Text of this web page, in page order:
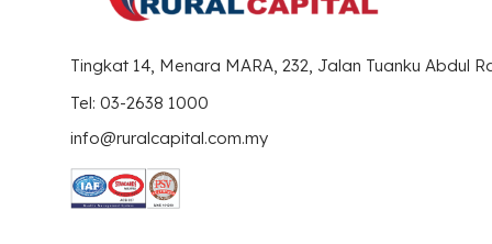
Tingkat 14, Menara MARA, 232, Jalan Tuanku Abdul
Tel: 03-2638 1000
info@ruralcapital.com.my